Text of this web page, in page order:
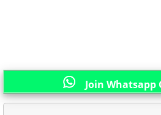
Join Whatsapp